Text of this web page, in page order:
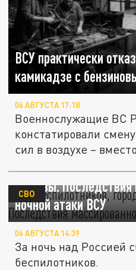
ВСУ практически
камикадзе с
06 АВГУСТА 17:18
Военнослужащие ВС
констатировали
сил в воздухе –
605 беспилотников,
жертвы. Последствия
ночной атаки ВСУ
СВО
06 АВГУСТА 14:39
За ночь над Россией
беспилотников.